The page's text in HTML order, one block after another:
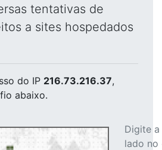
tentativas de
a sites hospedados
do IP 216.73.216.37,
abaixo.
Digite
lado no